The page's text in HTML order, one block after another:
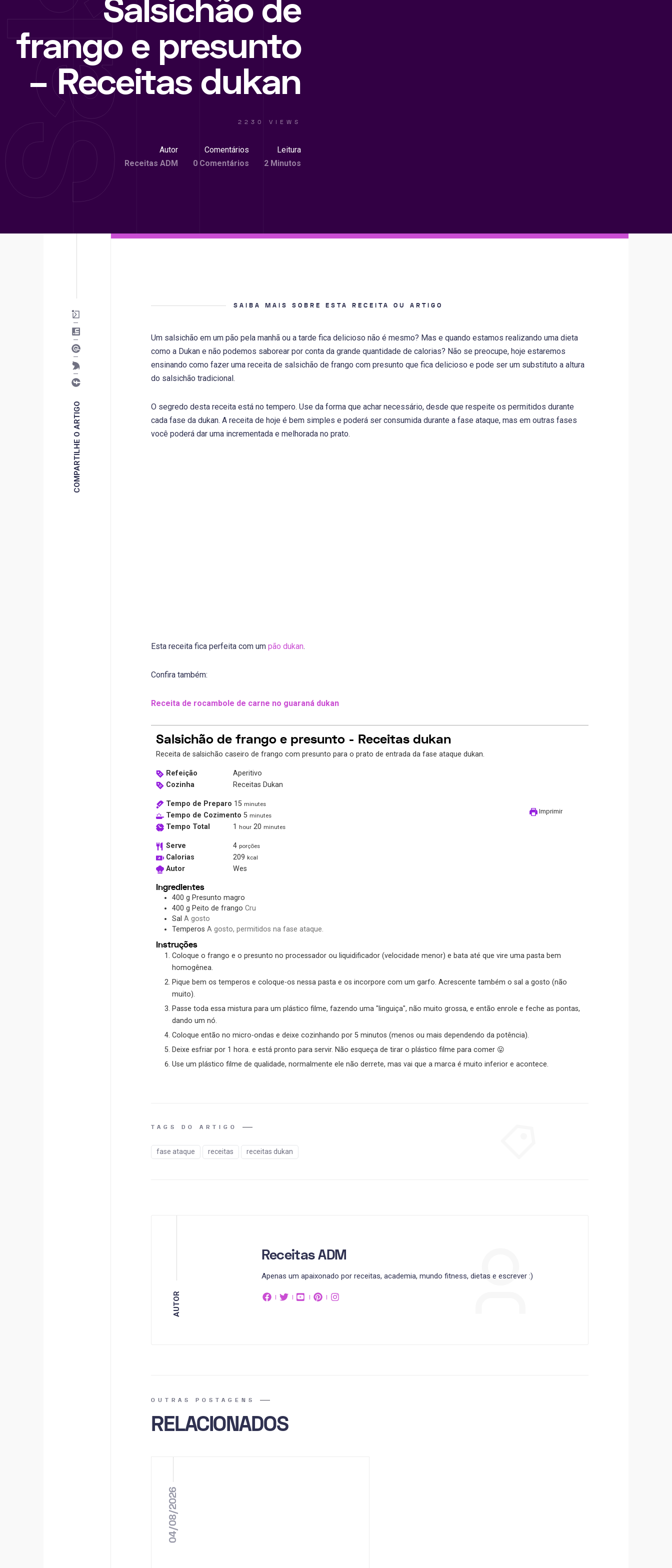
Salsichão de
frango e presunto
– Receitas dukan
2230 VIEWS
Autor
Receitas ADM
Comentários
0 Comentários
Leitura
2 Minutos
COMPARTILHE O ARTIGO
SAIBA MAIS SOBRE ESTA RECEITA OU ARTIGO
Um salsichão em um pão pela manhã ou a tarde fica delicioso não é mesmo? Mas e quando estamos realizando uma dieta
como a Dukan e não podemos saborear por conta da grande quantidade de calorias? Não se preocupe, hoje estaremos
ensinando como fazer uma receita de salsichão de frango com presunto que fica delicioso e pode ser um substituto a altura
do salsichão tradicional.
O segredo desta receita está no tempero. Use da forma que achar necessário, desde que respeite os permitidos durante
cada fase da dukan. A receita de hoje é bem simples e poderá ser consumida durante a fase ataque, mas em outras fases
você poderá dar uma incrementada e melhorada no prato.
Esta receita fica perfeita com um pão dukan.
Confira também:
Receita de rocambole de carne no guaraná dukan
Imprimir
Salsichão de frango e presunto - Receitas dukan
Receita de salsichão caseiro de frango com presunto para o prato de entrada da fase ataque dukan.
Refeição
Aperitivo
Cozinha
Receitas Dukan
Tempo de Preparo 15 minutes
Tempo de Cozimento 5 minutes
Tempo Total 1 hour 20 minutes
Serve 4 porções
Calorias 209 kcal
Autor Wes
Ingredientes
400 g Presunto magro
400 g Peito de frango Cru
Sal A gosto
Temperos A gosto, permitidos na fase ataque.
Instruções
Coloque o frango e o presunto no processador ou liquidificador (velocidade menor) e bata até que vire uma pasta bem
homogênea.
Pique bem os temperos e coloque-os nessa pasta e os incorpore com um garfo. Acrescente também o sal a gosto (não
muito).
Passe toda essa mistura para um plástico filme, fazendo uma "linguiça", não muito grossa, e então enrole e feche as pontas,
dando um nó.
Coloque então no micro-ondas e deixe cozinhando por 5 minutos (menos ou mais dependendo da potência).
Deixe esfriar por 1 hora. e está pronto para servir. Não esqueça de tirar o plástico filme para comer 😛
Use um plástico filme de qualidade, normalmente ele não derrete, mas vai que a marca é muito inferior e acontece.
TAGS DO ARTIGO
fase ataque receitas receitas dukan
AUTOR
Receitas ADM
Apenas um apaixonado por receitas, academia, mundo fitness, dietas e escrever :)
OUTRAS POSTAGENS
RELACIONADOS
04/08/2026